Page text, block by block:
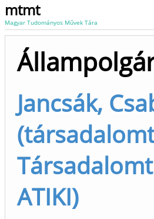
mtmt
Magyar Tudományos Művek Tára
Jancsák,
ATIKI)